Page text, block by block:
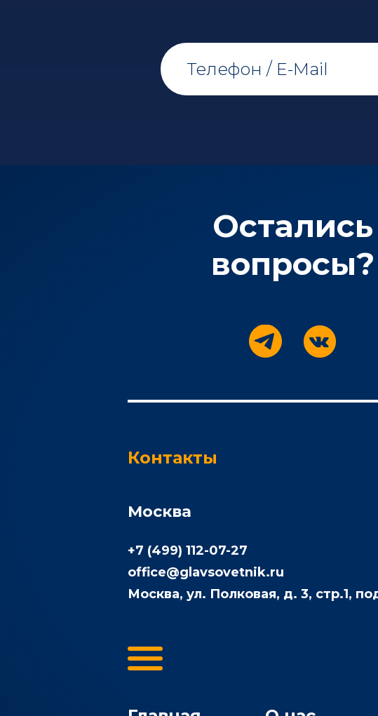
Остались
вопросы?
Контакты
Москва
+7 (499) 112-07-27
office@glavsovetnik.ru
Москва, ул. Полковая, д. 3, стр.1,